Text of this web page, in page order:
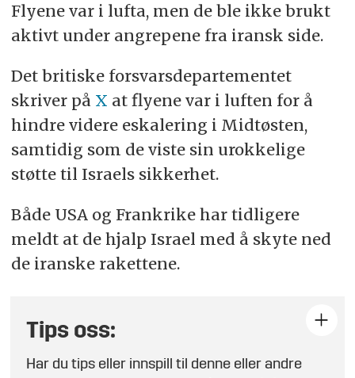
Flyene var i lufta, men de ble ikke brukt
aktivt under angrepene fra iransk side.
Det britiske forsvarsdepartementet
skriver på X at flyene var i luften for å
hindre videre eskalering i Midtøsten,
samtidig som de viste sin urokkelige
støtte til Israels sikkerhet.
Både USA og Frankrike har tidligere
meldt at de hjalp Israel med å skyte ned
de iranske rakettene.
Tips oss:
Har du tips eller innspill til denne eller andre